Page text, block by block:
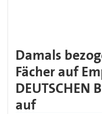
Damals
Fächer auf
DEUTSCHEN
auf